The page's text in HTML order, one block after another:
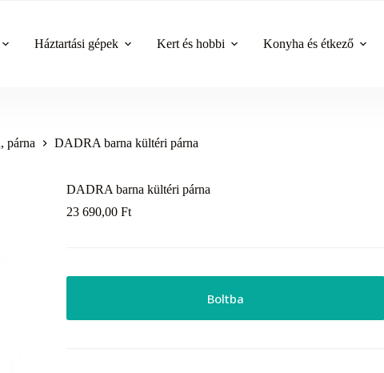
Háztartási gépek Kert és hobbi Konyha és étkező
párna DADRA barna kültéri párna
DADRA barna kültéri párna
23 690,00Ft
Boltba